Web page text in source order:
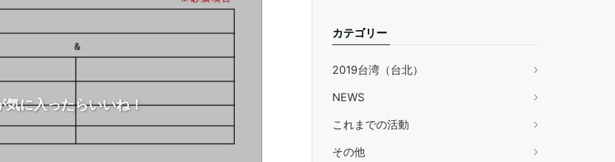
気に入ったらいいね！
カテゴリー
2019台湾（台北）
NEWS
これまでの活動
その他